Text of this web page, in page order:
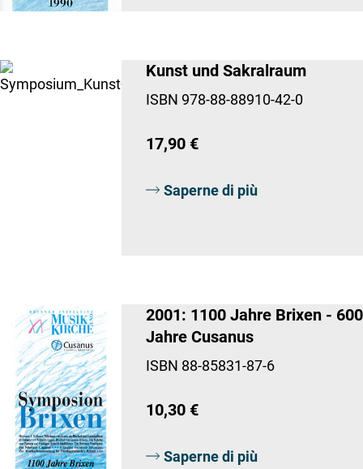
Kunst und Sakralraum
ISBN 978-88-88910-42-0
17,90 €
Saperne di più
2001: 1100 Jahre Brixen - 600
Jahre Cusanus
ISBN 88-85831-87-6
10,30 €
Saperne di più